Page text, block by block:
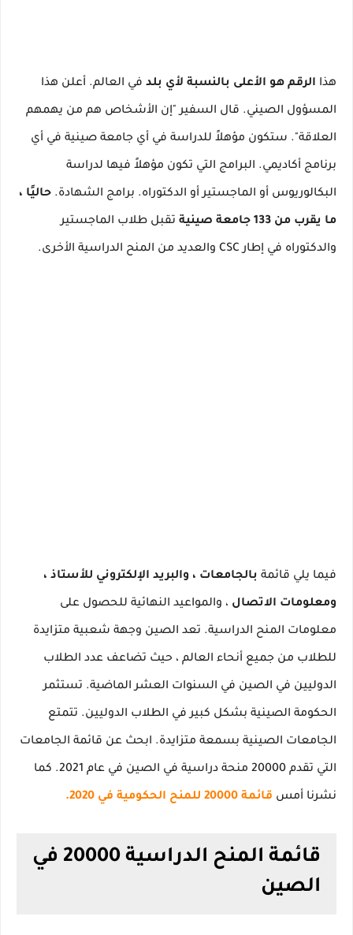
هذا الرقم هو الأعلى بالنسبة لأي بلد في العالم. أعلن هذا
المسؤول الصيني. قال السفير "إن الأشخاص هم من يهمهم
العلاقة". ستكون مؤهلاً للدراسة في أي جامعة صينية في أي
برنامج أكاديمي. البرامج التي تكون مؤهلاً فيها لدراسة
البكالوريوس أو الماجستير أو الدكتوراه. برامج الشهادة. حاليًا ،
ما يقرب من 133 جامعة صينية تقبل طلاب الماجستير
والدكتوراه في إطار CSC والعديد من المنح الدراسية الأخرى.
فيما يلي قائمة بالجامعات ، والبريد الإلكتروني للأستاذ ،
ومعلومات الاتصال ، والمواعيد النهائية للحصول على
معلومات المنح الدراسية. تعد الصين وجهة شعبية متزايدة
للطلاب من جميع أنحاء العالم ، حيث تضاعف عدد الطلاب
الدوليين في الصين في السنوات العشر الماضية. تستثمر
الحكومة الصينية بشكل كبير في الطلاب الدوليين. تتمتع
الجامعات الصينية بسمعة متزايدة. ابحث عن قائمة الجامعات
التي تقدم 20000 منحة دراسية في الصين في عام 2021. كما
نشرنا أمس قائمة 20000 للمنح الحكومية في 2020.
قائمة المنح الدراسية 20000 في
الصين